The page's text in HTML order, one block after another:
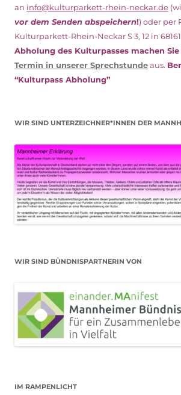
an info@kulturparkett-rhein-neckar.de
vor dem Senden abspeichern!) oder per
Kulturparkett-Rhein-Neckar S 3, 12 in
Abholung des Kulturpasses machen
Termin in unserer Sprechstundeaus.
“Kulturpass Abholung”
WIR SIND UNTERZEICHNER*INNEN DER
WIR SIND BÜNDNISPARTNERIN VON
IM RAMPENLICHT